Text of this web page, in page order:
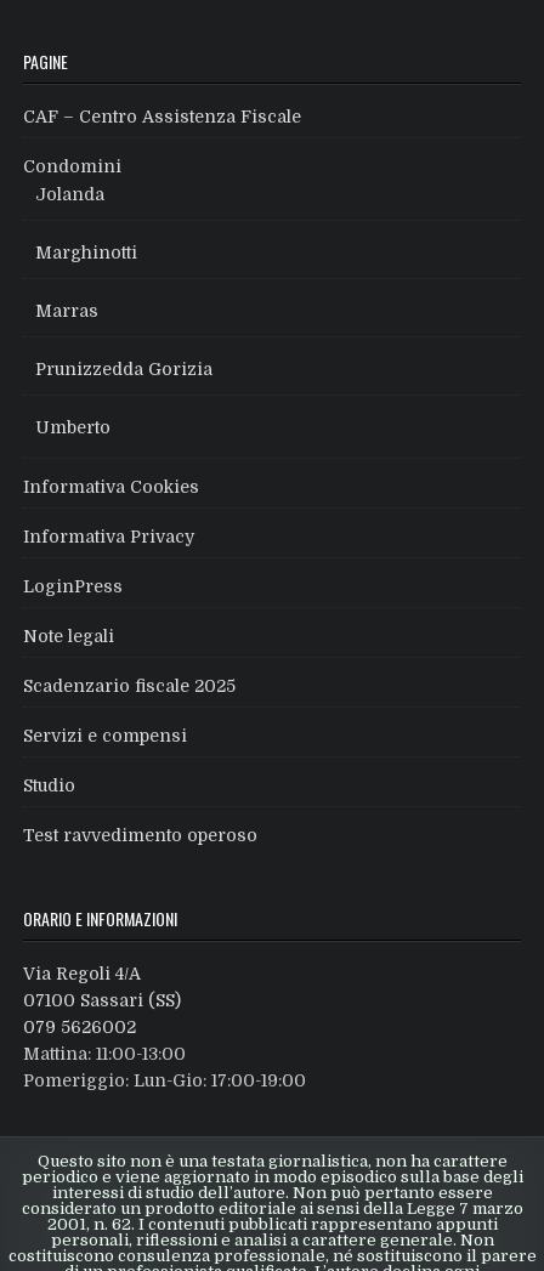
PAGINE
CAF – Centro Assistenza Fiscale
Condomini
Jolanda
Marghinotti
Marras
Prunizzedda Gorizia
Umberto
Informativa Cookies
Informativa Privacy
LoginPress
Note legali
Scadenzario fiscale 2025
Servizi e compensi
Studio
Test ravvedimento operoso
ORARIO E INFORMAZIONI
Via Regoli 4/A
07100 Sassari (SS)
079 5626002
Mattina: 11:00-13:00
Pomeriggio: Lun-Gio: 17:00-19:00
Questo sito non è una testata giornalistica, non ha carattere
periodico e viene aggiornato in modo episodico sulla base degli
interessi di studio dell’autore. Non può pertanto essere
considerato un prodotto editoriale ai sensi della Legge 7 marzo
2001, n. 62. I contenuti pubblicati rappresentano appunti
personali, riflessioni e analisi a carattere generale. Non
costituiscono consulenza professionale, né sostituiscono il parere